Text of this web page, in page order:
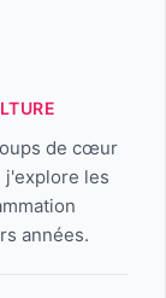
de cœur
j'explore les
années.